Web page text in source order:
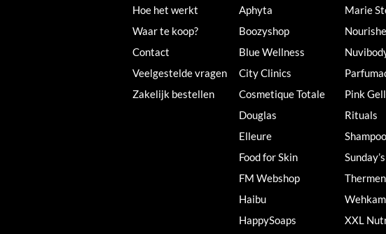
Hoe het werkt
Waar te koop?
Contact
Veelgestelde vragen
Zakelijk bestellen
Aphyta
Boozyshop
Blue Wellness
City Clinics
Cosmetique Totale
Douglas
Elleure
Food for Skin
FM Webshop
Haibu
HappySoaps
Marie
Pink
Rituals
Sunday’s
XXL